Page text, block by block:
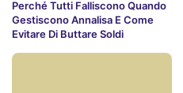
Perché Tutti Falliscono Quando
Gestiscono Annalisa E Come
Evitare Di Buttare Soldi